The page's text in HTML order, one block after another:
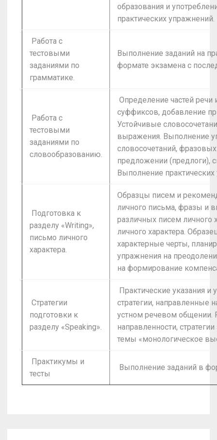
образования и
практических упражнений.
Работа с
тестовыми
заданиями по
грамматике.
Выполнение заданий на
формате экзамена с
Работа с
тестовыми
заданиями по
словообразованию.
Определение частей
суффиксов, добавление
Устойчивые
выражения. Выполнение
словосочетаний,
предложении (предлоги),
Выполнение
Подготовка к
разделу «Writing»,
письмо личного
характера.
Образцы писем и
личного письма, фразы и
различных писем личного
личного характера.
характерные черты,
упражнения на
на формирование
Стратегии
подготовки к
разделу «Speaking».
Практические указания и
стратегии, направленные
устном речевом общении.
направленности,
темы «монологическое
Практикумы и
тесты
Выполнение заданий в